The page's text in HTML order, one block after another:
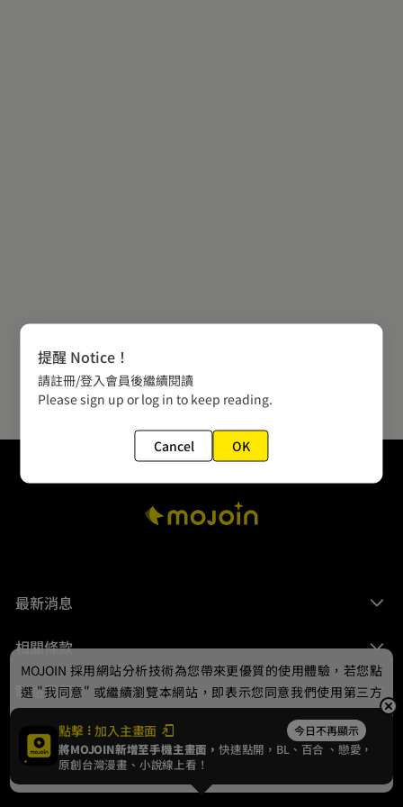
最新消息
相關條款
聯絡我們
© 2024 gamania Digital Entertainment Co., Ltd.
點擊 加入主畫面 今日不再顯示
將MOJOIN新增至手機主畫面，快速點開，BL、 百合 、戀愛，
原創台灣漫畫、小說線上看！
MOJOIN 採用網站分析技術為您帶來更優質的使用體驗，若您點
選 "我同意" 或繼續瀏覽本網站，即表示您同意我們使用第三方
Cookie，欲瞭解更多資訊請見隱私權政策。
我同意
提醒 Notice！
請註冊/登入會員後繼續閱讀
Please sign up or log in to keep reading.
Cancel OK